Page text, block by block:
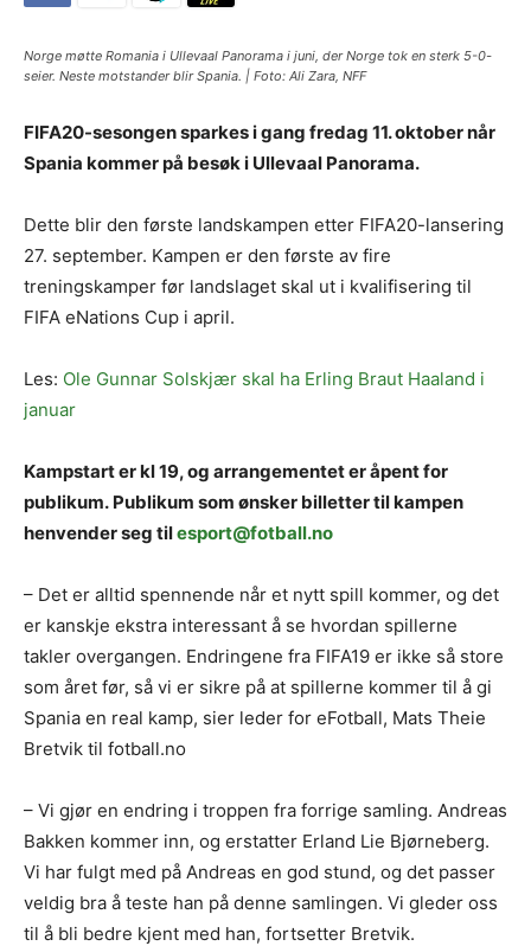
Norge møtte Romania i Ullevaal Panorama i juni, der Norge tok en sterk 5-0-
seier. Neste motstander blir Spania. | Foto: Ali Zara, NFF
FIFA20-sesongen sparkes i gang fredag 11. oktober når
Spania kommer på besøk i Ullevaal Panorama.
Dette blir den første landskampen etter FIFA20-lansering
27. september. Kampen er den første av fire
treningskamper før landslaget skal ut i kvalifisering til
FIFA eNations Cup i april.
Les: Ole Gunnar Solskjær skal ha Erling Braut Haaland i
januar
Kampstart er kl 19, og arrangementet er åpent for
publikum. Publikum som ønsker billetter til kampen
henvender seg tilesport@fotball.no
– Det er alltid spennende når et nytt spill kommer, og det
er kanskje ekstra interessant å se hvordan spillerne
takler overgangen. Endringene fra FIFA19 er ikke så store
som året før, så vi er sikre på at spillerne kommer til å gi
Spania en real kamp, sier leder for eFotball, Mats Theie
Bretvik til fotball.no
– Vi gjør en endring i troppen fra forrige samling. Andreas
Bakken kommer inn, og erstatter Erland Lie Bjørneberg.
Vi har fulgt med på Andreas en god stund, og det passer
veldig bra å teste han på denne samlingen. Vi gleder oss
til å bli bedre kjent med han, fortsetter Bretvik.